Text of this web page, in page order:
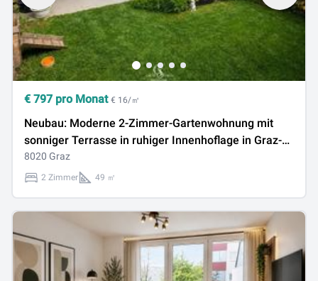
€ 797 pro Monat € 16/㎡
Neubau: Moderne 2-Zimmer-Gartenwohnung mit
sonniger Terrasse in ruhiger Innenhoflage in Graz-
Lend
8020 Graz
2 Zimmer 49 ㎡